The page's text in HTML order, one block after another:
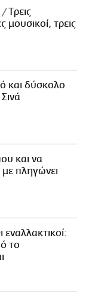
Tρεις
μουσικοί, τρεις
και δύσκολο
και να
πληγώνει
εναλλακτικοί:
το